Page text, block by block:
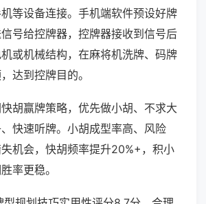
等设备连接。手机端软件预设好牌
号给控牌器，控牌器接收到信号后
或机械结构，在麻将机洗牌、码牌
达到控牌目的。
胡赢牌策略，优先做小胡、不求大
快速听牌。小胡成型率高、风险
机会，快胡频率提升20%+，积小
率更稳。